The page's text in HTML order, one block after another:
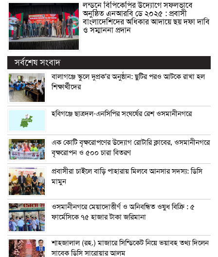
লন্ডনে বিপিকেপির উদ্যোগে সফলভাবে
অনুষ্ঠিত এনআরবি ডে ২০২৫ : প্রবাসী
বাংলাদেশিদের অধিকার আদায়ে ছয় দফা দাবি
ও সম্মাননা প্রদান
সর্বশেষ সংবাদ
বালাগঞ্জে স্কুলে দুপ্রক’র অনুষ্ঠান: ছুটির পরও আটকে রাখা হল
শিক্ষার্থীদের
হবিগঞ্জে ছাত্রদল-এনসিপির সংঘর্ষের রেশ ওসমানীনগরে
এক কোটি বৃক্ষরোপণের উদ্যোগ রোটারি ক্লাবের, ওসমানীনগরে
বৃক্ষরোপন ও ৫০০ চারা বিতরণ
প্রবাসীরা চাইলে বাড়ি পাহারায় মিলবে আনসার সদস্য: ডিসি
মামুন
ওসমানীনগরে মেয়াদোত্তীর্ণ ও অনিবন্ধিত ওষুধ বিক্রি : ৫
ফার্মেসিকে ৭৫ হাজার টাকা জরিমানা
শাহজালাল (রহ.) মাজারে সিন্ডিকেট নিয়ে ভয়াবহ তথ্য দিলেন
সাবেক ডিসি সারোয়ার আলম